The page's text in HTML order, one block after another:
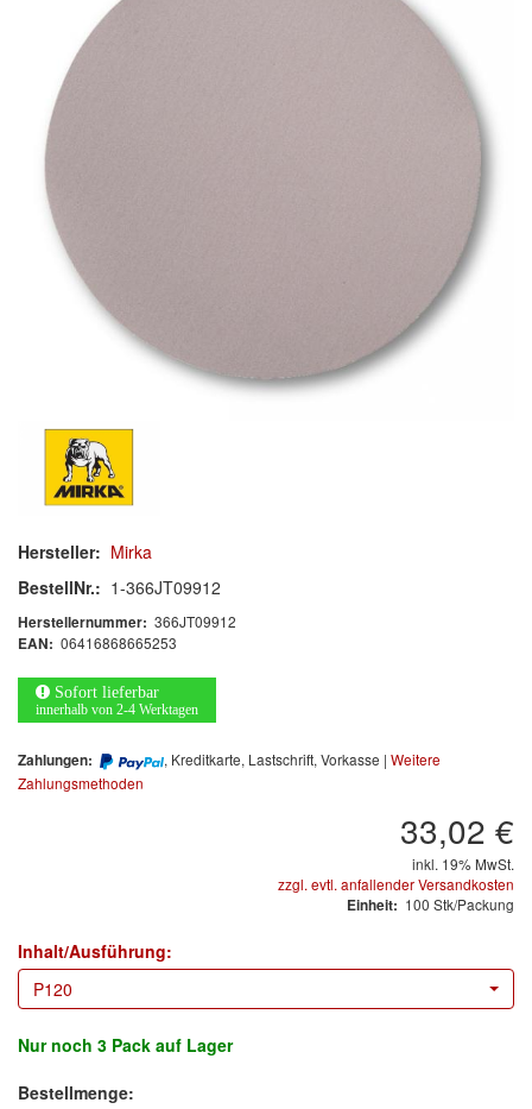
Schleif-Handpads
Zubehör/Hilfsmittel
Kleben & Beschichten
Abdecken
Spachteln
Lackieren
Polieren
Malerbedarf & Zubehör
Werkzeug & Maschinen
Reinigen
Arbeitsschutz
Luftfilter
Mischfarben
Restposten
Informationsmaterial
COLOR-EXPERT
(1)
E-D
Hersteller: Mirka
BestellNr.: 1-366JT09912
Herstellernummer: 366JT09912
EAN: 06416868665253
Sofort lieferbar
innerhalb von 2-4 Werktagen
Zahlungen: , Kreditkarte, Lastschrift, Vorkasse | Weitere
Zahlungsmethoden
33,02 €
inkl. 19% MwSt.
zzgl. evtl. anfallender Versandkosten
Einheit: 100 Stk/Packung
Inhalt/Ausführung:
P120
Nur noch 3 Pack auf Lager
Bestellmenge: